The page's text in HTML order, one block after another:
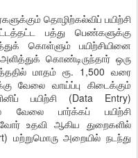
தொழிற்கல்விப் பயிற்சி
பத்து பெண்களுக்கு
கொள்ளும் பயிற்சியினை
கொண்டிருந்தார் ஒரு
மாதம் ரூ. 1,500 வரை
வேலை வாய்ப்பு கிடைக்கும்
பயிற்சி (Data Entry)
வேலை பார்க்கப் பயிற்சி
உதவி ஆகிய துறைகளில்
மற்றுமொரு அறையில் நடந்து